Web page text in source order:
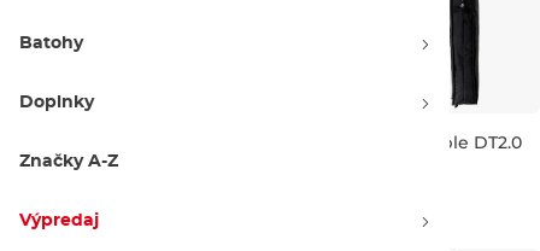
Batohy
Doplnky
Značky A-Z
Výpredaj
6'3" black silver
Creatures Fish Double DT2.0